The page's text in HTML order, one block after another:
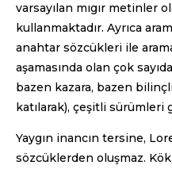
varsayılan mıgır metinler
kullanmaktadır. Ayrıca
anahtar sözcükleri ile
aşamasında olan çok
bazen kazara, bazen
katılarak), çeşitli sürümleri
Yaygın inancın tersine,
sözcüklerden oluşmaz.